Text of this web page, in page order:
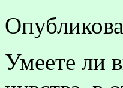
Умеете ли